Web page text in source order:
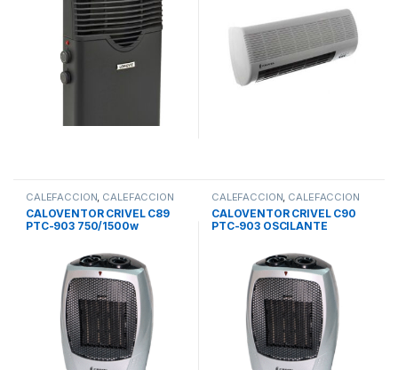
CALEFACCION, CALEFACCION
ELECTRICA
CALOVENTOR CRIVEL C89
PTC-903 750/1500w
CALEFACCION, CALEFACCION
ELECTRICA
CALOVENTOR CRIVEL C90
PTC-903 OSCILANTE